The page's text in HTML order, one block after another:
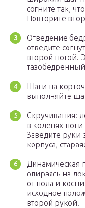
согните так,
Повторите
Отведение
отведите
второй ногой.
тазобедренный
Шаги на
выполняйте
Скручивания:
в коленях ноги
Заведите руки
корпуса,
Динамическая
опираясь на
от пола и
исходное
второй рукой.